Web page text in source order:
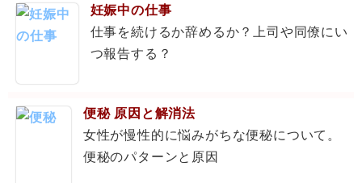
妊娠中の仕事
仕事を続けるか辞めるか？上司や同僚にい
つ報告する？
便秘 原因と解消法
女性が慢性的に悩みがちな便秘について。
便秘のパターンと原因